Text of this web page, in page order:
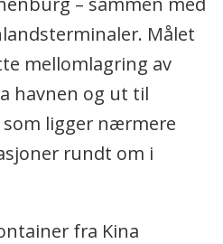
Målet
mellomlagring av
havnen og ut til
ligger nærmere
rundt om i
fra Kina